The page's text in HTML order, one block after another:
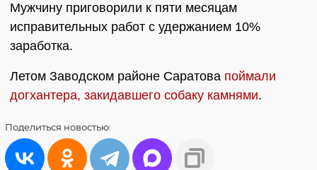
Мужчину приговорили к пяти месяцам
исправительных работ с удержанием 10%
заработка.
Летом Заводском районе Саратова поймали
догхантера, закидавшего собаку камнями.
Поделиться новостью: